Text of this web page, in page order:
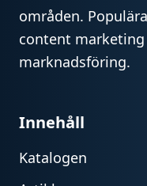
områden.
content
marknadsföring.
Innehåll
Katalogen